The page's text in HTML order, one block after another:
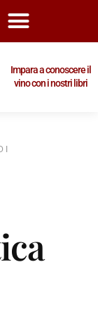
Impara a conoscere il
vino con i nostri libri